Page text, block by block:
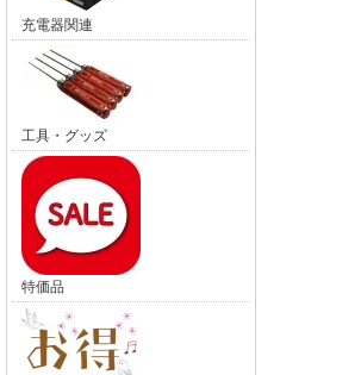
充電器関連
工具・グッズ
特価品